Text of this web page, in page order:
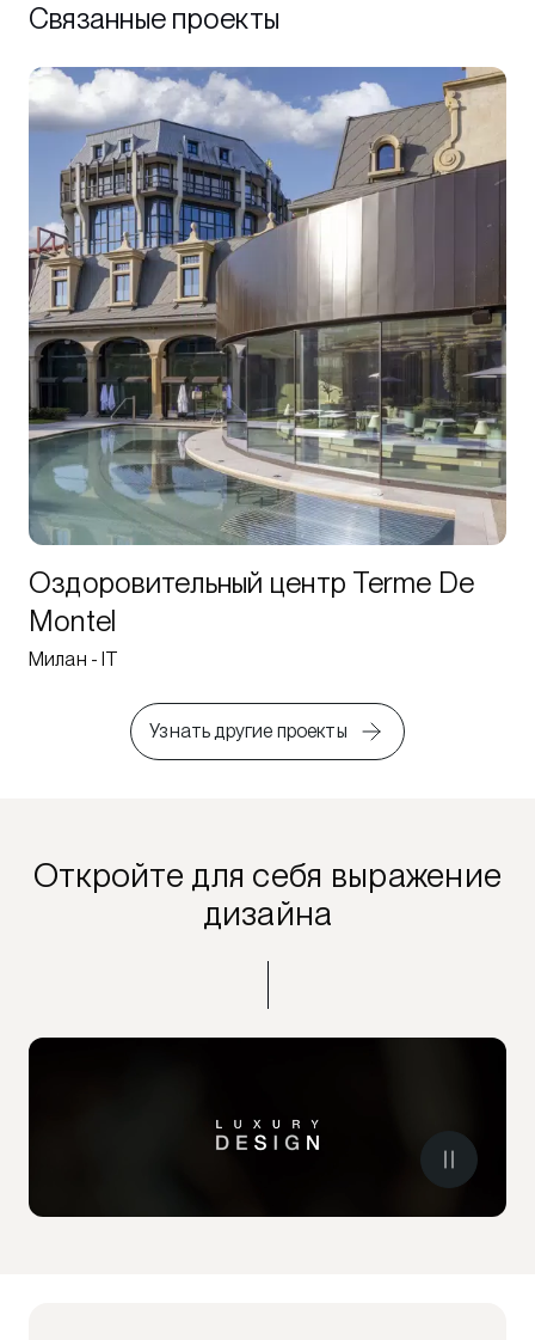
Связанные проекты
Оздоровительный центр Terme De
Montel
Милан - IT
Узнать другие проекты
Откройте для себя выражение
дизайна